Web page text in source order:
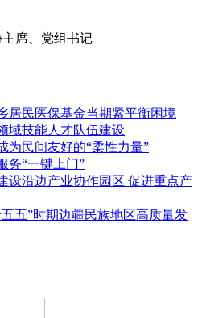
席、党组书记
居民医保基金当期紧平衡困境
域技能人才队伍建设
为民间友好的“柔性力量”
务“一键上门”
设沿边产业协作园区 促进重点产
五”时期边疆民族地区高质量发